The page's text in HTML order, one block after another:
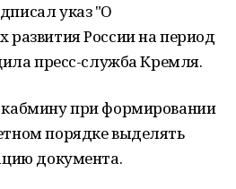
указ "О
России на период
пресс-служба Кремля.
при формировании
порядке выделять
документа.